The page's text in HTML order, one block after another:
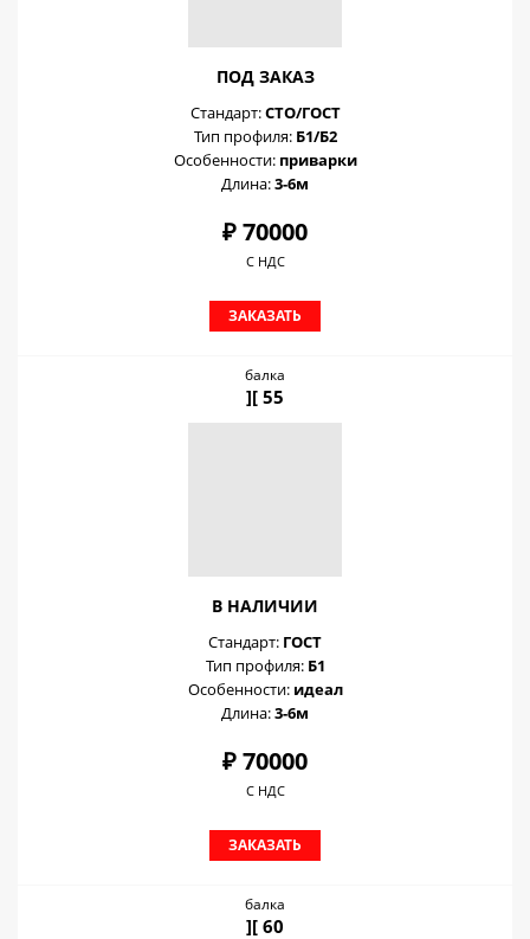
ПОД ЗАКАЗ
Стандарт:СТО/ГОСТ
Тип профиля: Б1/Б2
Особенности: приварки
Длина:3-6м
₽ 70000
С НДС
ЗАКАЗАТЬ
балка
][ 55
В НАЛИЧИИ
Стандарт: ГОСТ
Тип профиля: Б1
Особенности: идеал
Длина:3-6м
₽ 70000
С НДС
ЗАКАЗАТЬ
балка
][ 60